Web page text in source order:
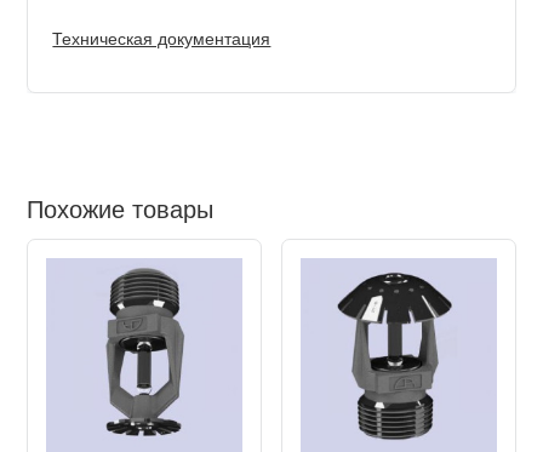
Техническая документация
Похожие товары